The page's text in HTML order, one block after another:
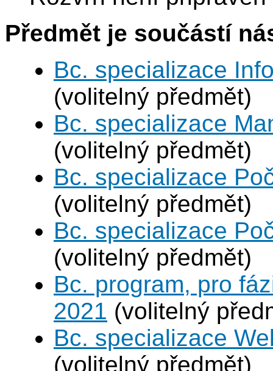
Předmět je součástí
Bc. specializace
(volitelný předmět)
Bc. specializace
(volitelný předmět)
Bc. specializace
(volitelný předmět)
Bc. specializace
(volitelný předmět)
Bc. program, pro
2021 (volitelný
Bc. specializace
(volitelný předmět)